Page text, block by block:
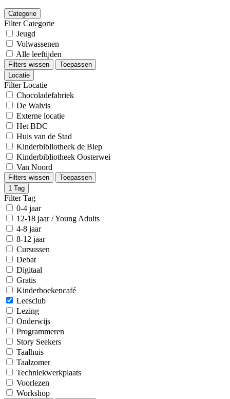
Categorie
Filter Categorie
Jeugd
Volwassenen
Alle leeftijden
Filters wissen
Toepassen
Locatie
Filter Locatie
Chocoladefabriek
De Walvis
Externe locatie
Het BDC
Huis van de Stad
Kinderbibliotheek de Biep
Kinderbibliotheek Oosterwei
Van Noord
Filters wissen
Toepassen
1 Tag
Filter Tag
0-4 jaar
12-18 jaar / Young Adults
4-8 jaar
8-12 jaar
Cursussen
Debat
Digitaal
Gratis
Kinderboekencafé
Leesclub
Lezing
Onderwijs
Programmeren
Story Seekers
Taalhuis
Taalzomer
Techniekwerkplaats
Voorlezen
Workshop